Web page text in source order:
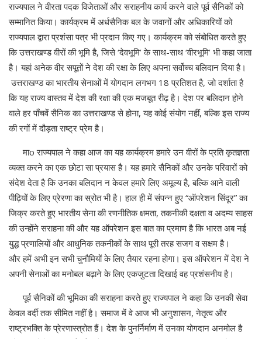
राज्यपाल ने वीरता पदक विजेताओं और सराहनीय कार्य करने वाले पूर्व सैनिकों को
सम्मानित किया। कार्यक्रम में अर्धसैनिक बल के जवानों और अधिकारियों को
राज्यपाल द्वारा प्रशंसा पत्र भी प्रदान किए गए। कार्यक्रम को संबोधित करते हुए
कि उत्तराखण्ड वीरों की भूमि है, जिसे ‘देवभूमि’ के साथ-साथ ‘वीरभूमि’ भी कहा जाता
है। यहां अनेक वीर सपूतों ने देश की रक्षा के लिए अपना सर्वोच्च बलिदान दिया है।
उत्तराखण्ड का भारतीय सेनाओं में योगदान लगभग 18 प्रतिशत है, जो दर्शाता है
कि यह राज्य वास्तव में देश की रक्षा की एक मजबूत रीढ़ है। देश पर बलिदान होने
वाले हर पाँचवें सैनिक का उत्तराखण्ड से होना, यह कोई संयोग नहीं, बल्कि इस राज्य
की रगों में दौड़ता राष्ट्र प्रेम है।
माo राज्यपाल ने कहा आज का यह कार्यक्रम हमारे उन वीरों के प्रति कृतज्ञता
व्यक्त करने का एक छोटा सा प्रयास है। यह हमारे सैनिकों और उनके परिवारों को
संदेश देता है कि उनका बलिदान न केवल हमारे लिए अमूल्य है, बल्कि आने वाली
पीढ़ियों के लिए प्रेरणा का स्रोत भी है। हाल ही में संपन्न हुए “ऑपरेशन सिंदूर” का
जिक्र करते हुए भारतीय सेना की रणनीतिक क्षमता, तकनीकी दक्षता व अदम्य साहस
की उन्होंने सराहना की और यह ऑपरेशन इस बात का प्रमाण है कि भारत अब नई
युद्ध प्रणालियों और आधुनिक तकनीकों के साथ पूरी तरह सजग व सक्षम है।
और हमें अभी इन सभी चुनौमियों के लिए तैयार रहना होगा। इस ऑपरेशन में देश ने
अपनी सेनाओं का मनोबल बढ़ाने के लिए एकजुटता दिखाई वह प्रशंसनीय है।
पूर्व सैनिकों की भूमिका की सराहना करते हुए राज्यपाल ने कहा कि उनकी सेवा
केवल वर्दी तक सीमित नहीं है। समाज में वे आज भी अनुशासन, नेतृत्व और
राष्ट्रभक्ति के प्रेरणास्त्रोत हैं। देश के पुनर्निर्माण में उनका योगदान अनमोल है